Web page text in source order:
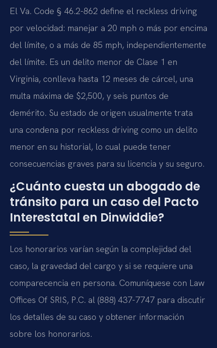
El Va. Code § 46.2-862 define el reckless driving
por velocidad: manejar a 20 mph o más por encima
del límite, o a más de 85 mph, independientemente
del límite. Es un delito menor de Clase 1 en
Virginia, conlleva hasta 12 meses de cárcel, una
multa máxima de $2,500, y seis puntos de
demérito. Su estado de origen usualmente trata
una condena por reckless driving como un delito
menor en su historial, lo cual puede tener
consecuencias graves para su licencia y su seguro.
¿Cuánto cuesta un abogado de
tránsito para un caso del Pacto
Interestatal en Dinwiddie?
Los honorarios varían según la complejidad del
caso, la gravedad del cargo y si se requiere una
comparecencia en persona. Comuníquese con Law
Offices Of SRIS, P.C. al (888) 437-7747 para discutir
los detalles de su caso y obtener información
sobre los honorarios.